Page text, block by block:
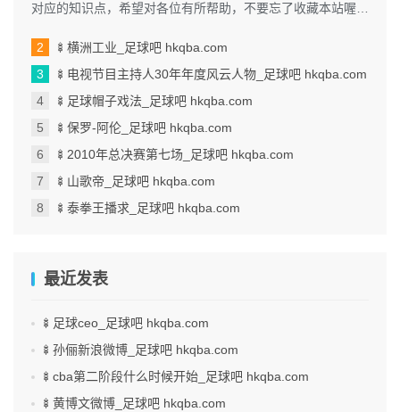
对应的知识点，希望对各位有所帮助，不要忘了收藏本站喔。
🍢横洲工业_足球吧 hkqba.com
🍢电视节目主持人30年年度风云人物_足球吧 hkqba.com
🍢足球帽子戏法_足球吧 hkqba.com
🍢保罗-阿伦_足球吧 hkqba.com
🍢2010年总决赛第七场_足球吧 hkqba.com
🍢山歌帝_足球吧 hkqba.com
🍢泰拳王播求_足球吧 hkqba.com
最近发表
🍢足球ceo_足球吧 hkqba.com
🍢孙俪新浪微博_足球吧 hkqba.com
🍢cba第二阶段什么时候开始_足球吧 hkqba.com
🍢黄博文微博_足球吧 hkqba.com